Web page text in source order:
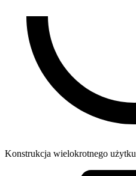
Konstrukcja wielokrotnego użytku